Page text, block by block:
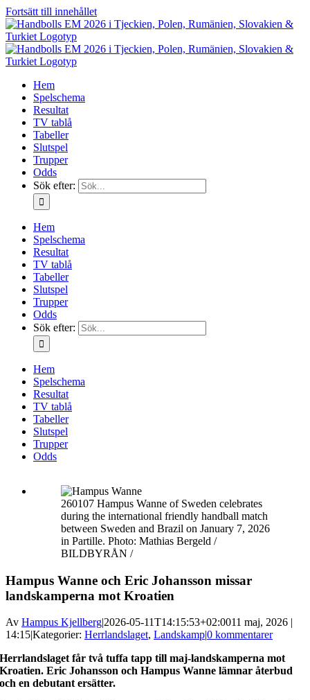
Fortsätt till innehållet
Hem
Spelschema
Resultat
TV tablå
Tabeller
Slutspel
Trupper
Odds
Sök efter:
Hem
Spelschema
Resultat
TV tablå
Tabeller
Slutspel
Trupper
Odds
Sök efter:
Hem
Spelschema
Resultat
TV tablå
Tabeller
Slutspel
Trupper
Odds
260107 Hampus Wanne of Sweden celebrates
during the international friendly handball match
between Sweden and Brazil on January 7, 2026
in Partille. Photo: Mathias Bergeld /
BILDBYRÅN /
Hampus Wanne och Eric Johansson missar
landskamperna mot Kroatien
Av Hampus Kjellberg|2026-05-11T14:15:53+02:0011 maj, 2026 |
14:15|Kategorier: Herrlandslaget, Landskamp|0 kommentarer
Herrlandslaget får två tuffa tapp till maj-landskamperna mot
Kroatien. Eric Johansson och Hampus Wanne lämnar återbud
och en debutant ersätter.